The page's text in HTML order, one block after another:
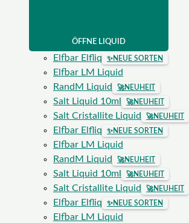
ÖFFNE LIQUID
Elfbar Elfliq ✨NEUE SORTEN
Elfbar LM Liquid
RandM Liquid
🚀NEUHEIT
Salt Liquid 10ml 🚀NEUHEIT
Salt Cristallite Liquid 🚀NEUHEIT
Elfbar Elfliq ✨NEUE SORTEN
Elfbar LM Liquid
RandM Liquid
🚀NEUHEIT
Salt Liquid 10ml 🚀NEUHEIT
Salt Cristallite Liquid 🚀NEUHEIT
Elfbar Elfliq ✨NEUE SORTEN
Elfbar LM Liquid